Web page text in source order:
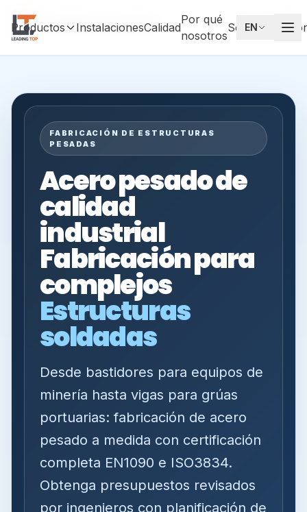
Leading Top Union ES
Productos InstalacionesCalidad
Por qué
nosotros
Socios
EN
FABRICACIÓN DE ESTRUCTURAS
PESADAS
Acero pesado de
calidad
industrial
Fabricación para
complejos
Estructuras
soldadas
Desde bastidores para equipos de
minería hasta vigas para grúas
portuarias: fabricación de acero
pesado a medida con certificación
completa EN1090 e ISO3834.
Obtenga presupuestos revisados
por ingenieros con planificación de